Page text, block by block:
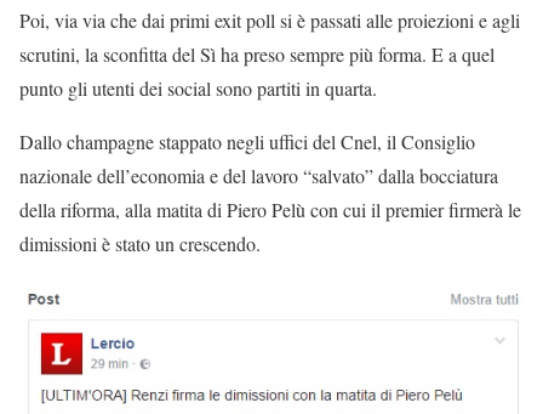
Poi, via via che dai primi exit poll si è passati alle proiezioni e agli
scrutini, la sconfitta del Sì ha preso sempre più forma. E a quel
punto gli utenti dei social sono partiti in quarta.
Dallo champagne stappato negli uffici del Cnel, il Consiglio
nazionale dell’economia e del lavoro “salvato” dalla bocciatura
della riforma, alla matita di Piero Pelù con cui il premier firmerà le
dimissioni è stato un crescendo.